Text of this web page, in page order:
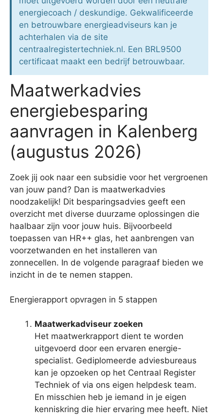
energiecoach / deskundige. Gekwalificeerde
en betrouwbare energieadviseurs kan je
achterhalen via de site
centraalregistertechniek.nl. Een BRL9500
certificaat maakt een bedrijf betrouwbaar.
Maatwerkadvies
energiebesparing
aanvragen in Kalenberg
(augustus 2026)
Zoek jij ook naar een subsidie voor het vergroenen
van jouw pand? Dan is maatwerkadvies
noodzakelijk! Dit besparingsadvies geeft een
overzicht met diverse duurzame oplossingen die
haalbaar zijn voor jouw huis. Bijvoorbeeld
toepassen van HR++ glas, het aanbrengen van
voorzetwanden en het installeren van
zonnecellen. In de volgende paragraaf bieden we
inzicht in de te nemen stappen.
Energierapport opvragen in 5 stappen
Maatwerkadviseur zoeken
Het maatwerkrapport dient te worden
uitgevoerd door een ervaren energie-
specialist. Gediplomeerde adviesbureaus
kan je opzoeken op het Centraal Register
Techniek of via ons eigen helpdesk team.
En misschien heb je iemand in je eigen
kenniskring die hier ervaring mee heeft. Niet